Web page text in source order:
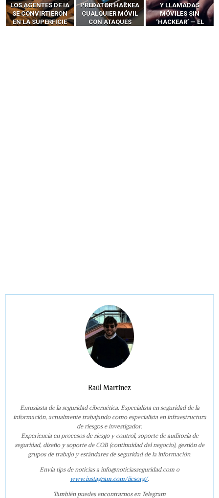
LOS AGENTES DE IA
SE CONVIRTIERON
EN LA SUPERFICIE
PREDATOR HACKEA
CUALQUIER MÓVIL
CON ATAQUES
Y LLAMADAS
MÓVILES SIN
‘HACKEAR’ — EL
Raúl Martínez
Entusiasta de la seguridad cibernética. Especialista en seguridad de la
información, actualmente trabajando como especialista en infraestructura
de riesgos e investigador.
Experiencia en procesos de riesgo y control, soporte de auditoría de
seguridad, diseño y soporte de COB (continuidad del negocio), gestión de
grupos de trabajo y estándares de seguridad de la información.
Envía tips de noticias a info@noticiasseguridad.com o
www.instagram.com/iicsorg/.
También puedes encontrarnos en Telegram